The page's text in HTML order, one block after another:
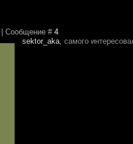
| Сообщение # 4
sektor_aka, самого